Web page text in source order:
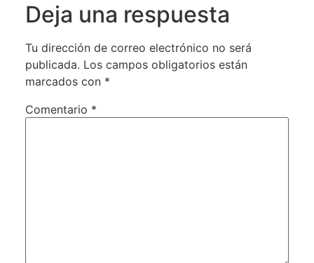
Deja una respuesta
Tu dirección de correo electrónico no será
publicada. Los campos obligatorios están
marcados con *
Comentario *